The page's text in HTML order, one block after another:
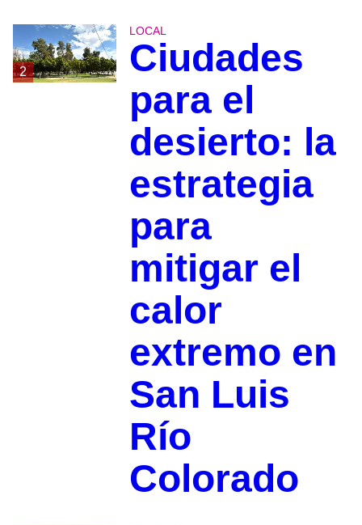
2
LOCAL
Ciudades
para el
desierto: la
estrategia
para
mitigar el
calor
extremo en
San Luis
Río
Colorado